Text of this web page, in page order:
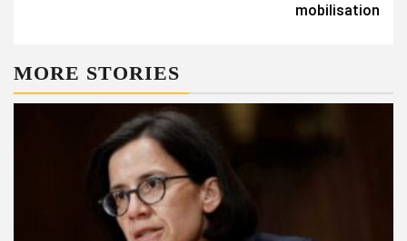
mobilisation
MORE STORIES